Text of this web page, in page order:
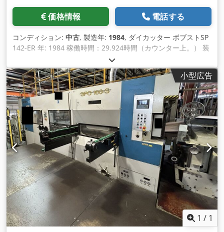
価格情報 電話する
コンディション: 中古, 製造年: 1984, ダイカッター ボブストSP
142-ER 年: 1984 稼働時間：29.924時間（カウンター上。） 装
備 - ストリップおよびブランキング・ステーション Chedsr I
Ipvopfx Actja - プッシュレイシステム - マニュアルチェンジオ
ーバーバー付きノンストップフィーダー - ノンストップデリバ
リー - 段ボールフィーダー - ストリッパーのクイックロック -
マイクロメトリックシステム 技術仕様 - 最高切断速度：6.000
s/h - 最大シートサイズ：1420 x 1020 mm - 最小シートサイ
ズ：700 x 500 mm - 切断力：最大600 T - 最大2,000g/m2まで
のソリッドボード - 厚さ4mmまでの段ボール
小型広告
1 / 1